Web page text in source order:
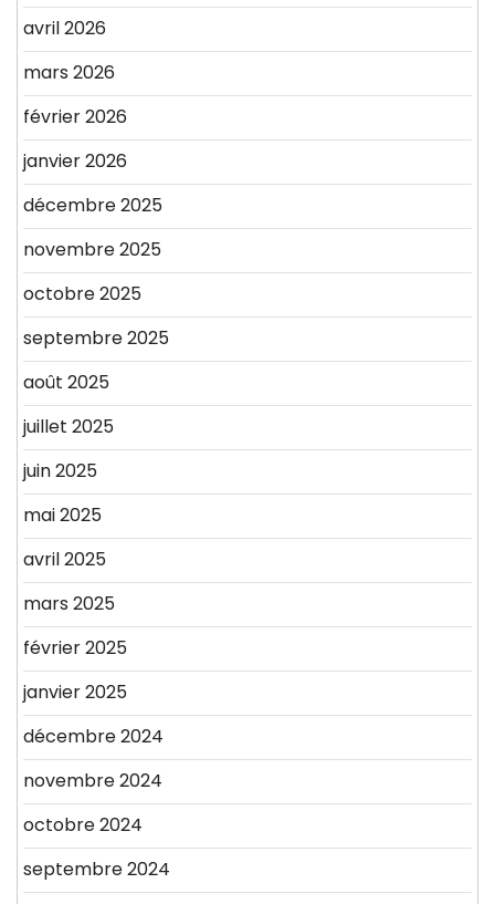
avril 2026
mars 2026
février 2026
janvier 2026
décembre 2025
novembre 2025
octobre 2025
septembre 2025
août 2025
juillet 2025
juin 2025
mai 2025
avril 2025
mars 2025
février 2025
janvier 2025
décembre 2024
novembre 2024
octobre 2024
septembre 2024